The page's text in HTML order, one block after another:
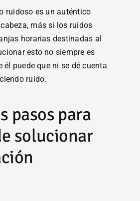
ruidoso es un auténtico
más si los ruidos
horarias destinadas al
esto no siempre es
él puede que ni se dé cuenta
ruido.
pasos para
solucionar